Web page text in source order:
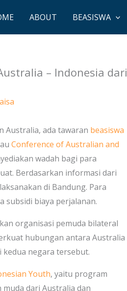
ABOUT BEASISWA
– Indonesia dari
Australia, ada tawaran beasiswa
Conference of Australian and
wadah bagi para
Berdasarkan informasi dari
di Bandung. Para
subsidi biaya perjalanan.
organisasi pemuda bilateral
hubungan antara Australia
kedua negara tersebut.
Youth, yaitu program
dari Australia dan